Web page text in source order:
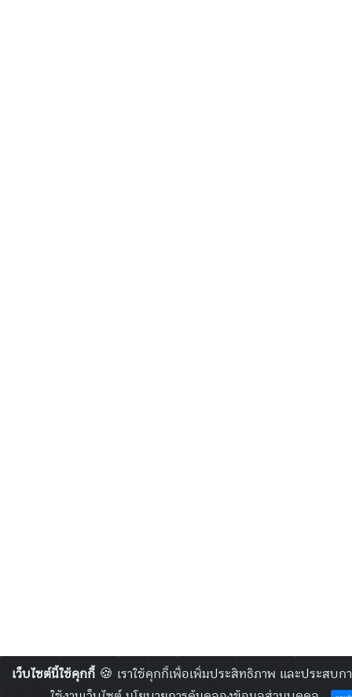
เว็บไซต์นี้ใช้คุกกี้🍪 เราใช้คุกกี้เพื่อเพิ่มประสิทธิภาพ และประสบก